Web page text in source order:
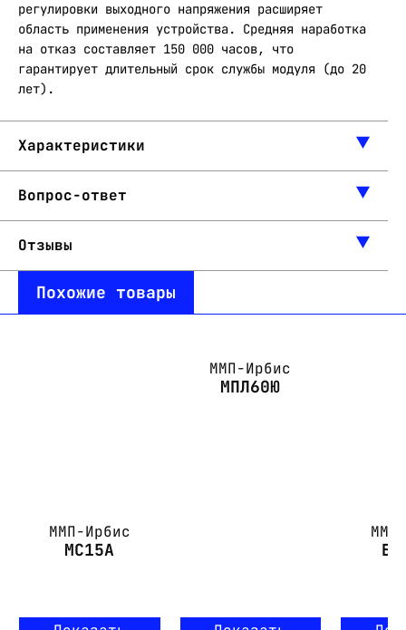
регулировки выходного напряжения расширяет
область применения устройства. Средняя наработка
на отказ составляет 150 000 часов, что
гарантирует длительный срок службы модуля (до 20
лет).
Характеристики
Вопрос-ответ
Отзывы
Похожие товары
ММП-Ирбис
МС15А
ММП-Ирбис
МПЛ60Ю